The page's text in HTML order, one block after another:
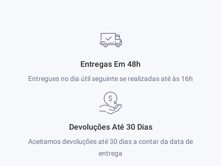
Entregas Em 48h
Entregues no dia útil seguinte se realizadas até às 16h
Devoluções Até 30 Dias
Aceitamos devoluções até 30 dias a contar da data de
entrega